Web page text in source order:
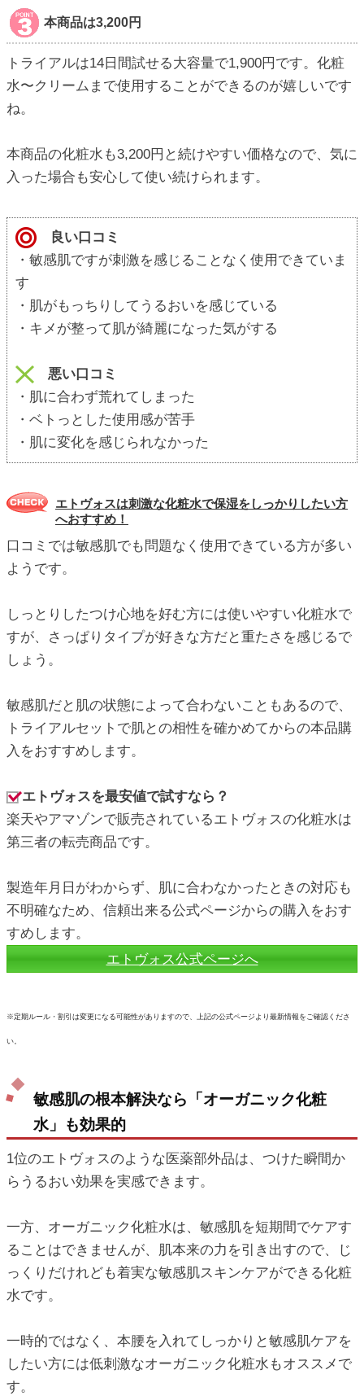
本商品は3,200円
トライアルは14日間試せる大容量で1,900円です。化粧
水〜クリームまで使用することができるのが嬉しいです
ね。
本商品の化粧水も3,200円と続けやすい価格なので、気に
入った場合も安心して使い続けられます。
良い口コミ
・敏感肌ですが刺激を感じることなく使用できていま
す
・肌がもっちりしてうるおいを感じている
・キメが整って肌が綺麗になった気がする
悪い口コミ
・肌に合わず荒れてしまった
・ベトっとした使用感が苦手
・肌に変化を感じられなかった
エトヴォスは刺激な化粧水で保湿をしっかりしたい方
へおすすめ！
口コミでは敏感肌でも問題なく使用できている方が多い
ようです。
しっとりしたつけ心地を好む方には使いやすい化粧水で
すが、さっぱりタイプが好きな方だと重たさを感じるで
しょう。
敏感肌だと肌の状態によって合わないこともあるので、
トライアルセットで肌との相性を確かめてからの本品購
入をおすすめします。
エトヴォスを最安値で試すなら？
楽天やアマゾンで販売されているエトヴォスの化粧水は
第三者の転売商品です。
製造年月日がわからず、肌に合わなかったときの対応も
不明確なため、信頼出来る公式ページからの購入をおす
すめします。
エトヴォス公式ページへ
※定期ルール・割引は変更になる可能性がありますので、上記の公式ページより最新情報をご確認くださ
い。
敏感肌の根本解決なら「オーガニック化粧
水」も効果的
1位のエトヴォスのような医薬部外品は、つけた瞬間か
らうるおい効果を実感できます。
一方、オーガニック化粧水は、敏感肌を短期間でケアす
ることはできませんが、肌本来の力を引き出すので、じ
っくりだけれども着実な敏感肌スキンケアができる化粧
水です。
一時的ではなく、本腰を入れてしっかりと敏感肌ケアを
したい方には低刺激なオーガニック化粧水もオススメで
す。